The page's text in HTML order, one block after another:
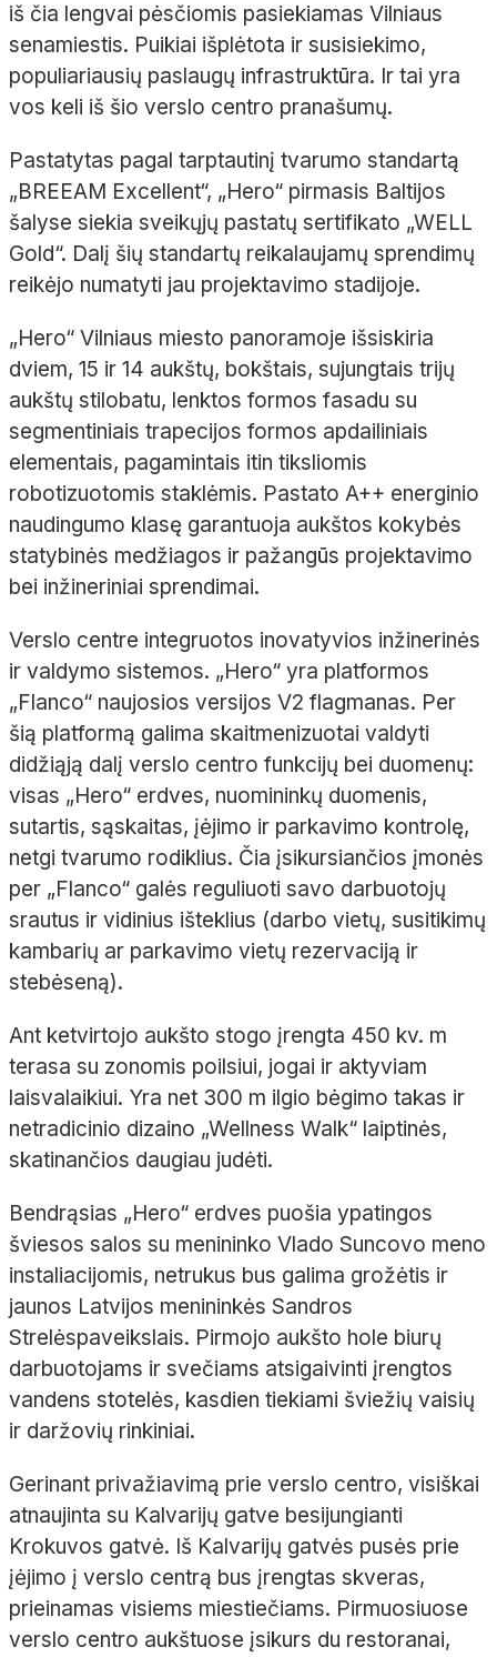
iš čia lengvai pėsčiomis pasiekiamas Vilniaus
senamiestis. Puikiai išplėtota ir susisiekimo,
populiariausių paslaugų infrastruktūra. Ir tai yra
vos keli iš šio verslo centro pranašumų.
Pastatytas pagal tarptautinį tvarumo standartą
„BREEAM Excellent“, „Hero“ pirmasis Baltijos
šalyse siekia sveikųjų pastatų sertifikato „WELL
Gold“. Dalį šių standartų reikalaujamų sprendimų
reikėjo numatyti jau projektavimo stadijoje.
„Hero“ Vilniaus miesto panoramoje išsiskiria
dviem, 15 ir 14 aukštų, bokštais, sujungtais trijų
aukštų stilobatu, lenktos formos fasadu su
segmentiniais trapecijos formos apdailiniais
elementais, pagamintais itin tiksliomis
robotizuotomis staklėmis. Pastato A++ energinio
naudingumo klasę garantuoja aukštos kokybės
statybinės medžiagos ir pažangūs projektavimo
bei inžineriniai sprendimai.
Verslo centre integruotos inovatyvios inžinerinės
ir valdymo sistemos. „Hero“ yra platformos
„Flanco“ naujosios versijos V2 flagmanas. Per
šią platformą galima skaitmenizuotai valdyti
didžiąją dalį verslo centro funkcijų bei duomenų:
visas „Hero“ erdves, nuomininkų duomenis,
sutartis, sąskaitas, įėjimo ir parkavimo kontrolę,
netgi tvarumo rodiklius. Čia įsikursiančios įmonės
per „Flanco“ galės reguliuoti savo darbuotojų
srautus ir vidinius išteklius (darbo vietų, susitikimų
kambarių ar parkavimo vietų rezervaciją ir
stebėseną).
Ant ketvirtojo aukšto stogo įrengta 450 kv. m
terasa su zonomis poilsiui, jogai ir aktyviam
laisvalaikiui. Yra net 300 m ilgio bėgimo takas ir
netradicinio dizaino „Wellness Walk“ laiptinės,
skatinančios daugiau judėti.
Bendrąsias „Hero“ erdves puošia ypatingos
šviesos salos su menininko Vlado Suncovo meno
instaliacijomis, netrukus bus galima grožėtis ir
jaunos Latvijos menininkės Sandros
Strelėspaveikslais. Pirmojo aukšto hole biurų
darbuotojams ir svečiams atsigaivinti įrengtos
vandens stotelės, kasdien tiekiami šviežių vaisių
ir daržovių rinkiniai.
Gerinant privažiavimą prie verslo centro, visiškai
atnaujinta su Kalvarijų gatve besijungianti
Krokuvos gatvė. Iš Kalvarijų gatvės pusės prie
įėjimo į verslo centrą bus įrengtas skveras,
prieinamas visiems miestiečiams. Pirmuosiuose
verslo centro aukštuose įsikurs du restoranai,